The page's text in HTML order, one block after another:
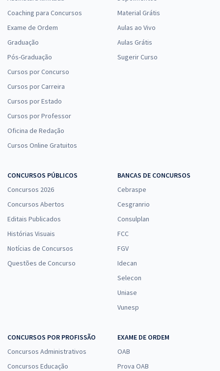
Coaching para Concursos
Exame de Ordem
Graduação
Pós-Graduação
Cursos por Concurso
Cursos por Carreira
Cursos por Estado
Cursos por Professor
Oficina de Redação
Cursos Online Gratuitos
Material Grátis
Aulas ao Vivo
Aulas Grátis
Sugerir Curso
CONCURSOS PÚBLICOS
Concursos 2026
Concursos Abertos
Editais Publicados
Histórias Visuais
Notícias de Concursos
Questões de Concurso
BANCAS DE CONCURSOS
Cebraspe
Cesgranrio
Consulplan
FCC
FGV
Idecan
Selecon
Uniase
Vunesp
CONCURSOS POR PROFISSÃO
Concursos Administrativos
Concursos Educação
EXAME DE ORDEM
OAB
Prova OAB